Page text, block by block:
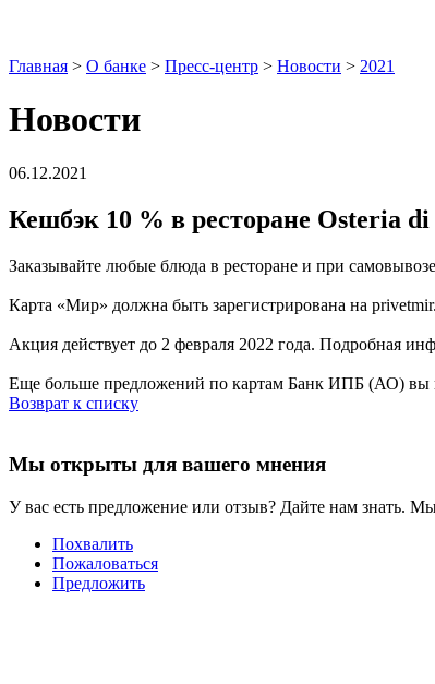
Главная > О банке > Пресс-центр > Новости > 2021
Новости
06.12.2021
Кешбэк 10 % в ресторане Osteria
Заказывайте любые блюда в ресторане и при
Карта «Мир» должна быть зарегистрирована на
Акция действует до 2 февраля 2022 года. Подробная
Еще больше предложений по картам Банк ИПБ (АО) вы
Возврат к списку
Мы открыты для вашего мнения
У вас есть предложение или отзыв? Дайте нам знать.
Похвалить
Пожаловаться
Предложить